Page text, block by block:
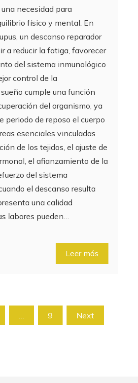
necesidad para
físico y mental. En
un descanso reparador
a reducir la fatiga, favorecer
del sistema inmunológico
control de la
cumple una función
del organismo, ya
periodo de reposo el cuerpo
esenciales vinculadas
de los tejidos, el ajuste de
el afianzamiento de la
del sistema
el descanso resulta
una calidad
labores pueden…
Leer más
9 Next